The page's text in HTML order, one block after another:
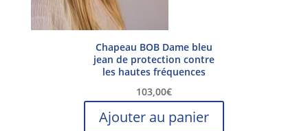
Chapeau BOB Dame bleu
jean de protection contre
les hautes fréquences
103,00€
Ajouter au panier